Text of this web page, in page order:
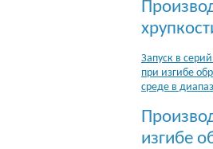
Запуск в
при изгибе
среде в
изгибе